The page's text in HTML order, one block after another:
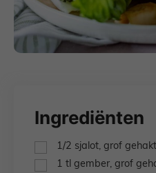
Ingrediënten
▢1/2 sjalot, grof gehakt
▢1 tl gember, grof